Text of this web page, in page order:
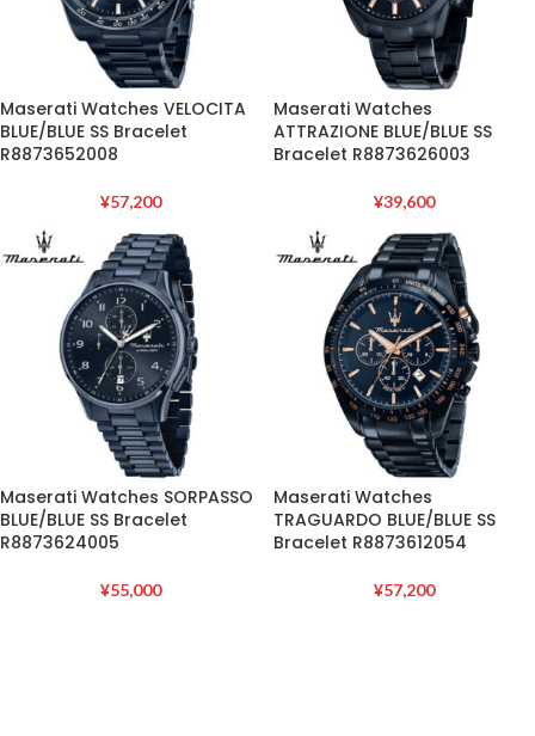
Maserati Watches VELOCITA
BLUE/BLUE SS Bracelet
R8873652008
¥57,200
Maserati Watches
ATTRAZIONE BLUE/BLUE SS
Bracelet R8873626003
¥39,600
Maserati Watches SORPASSO
BLUE/BLUE SS Bracelet
R8873624005
¥55,000
Maserati Watches
TRAGUARDO BLUE/BLUE SS
Bracelet R8873612054
¥57,200